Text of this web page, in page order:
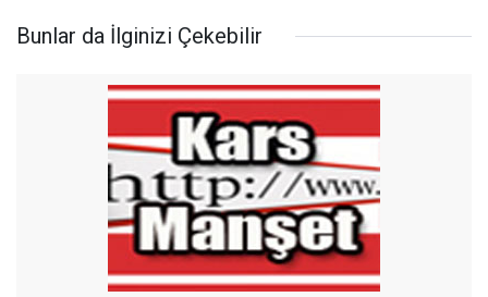
Bunlar da İlginizi Çekebilir